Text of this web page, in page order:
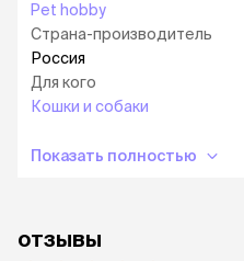
Pet hobby
Страна-производитель
Россия
Для кого
Кошки и собаки
Показать полностью
отзывы